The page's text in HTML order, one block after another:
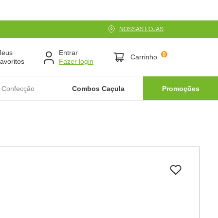
NOSSAS LOJAS
Entrar
Carrinho 0
Combos Caçula Promoções